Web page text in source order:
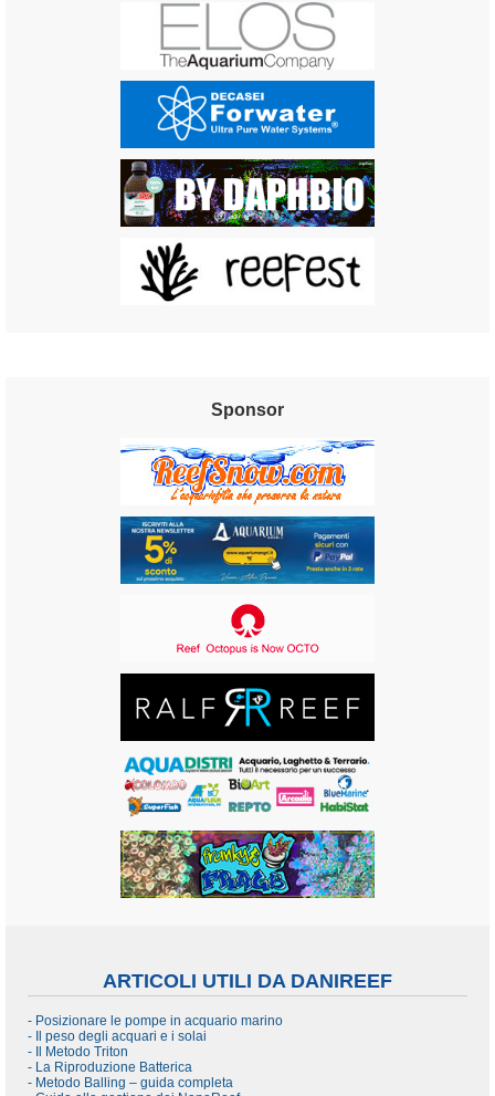
Sponsor
ARTICOLI UTILI DA DANIREEF
- Posizionare le pompe in acquario marino
- Il peso degli acquari e i solai
- Il Metodo Triton
- La Riproduzione Batterica
- Metodo Balling – guida completa